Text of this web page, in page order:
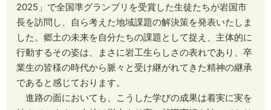
2025」で全国準グランプリを受賞した生徒たちが岩国市
長を訪問し、自ら考えた地域課題の解決策を発表いたしま
した。郷土の未来を自分たちの課題として捉え、主体的に
行動するその姿は、まさに岩工生らしさの表れであり、卒
業生の皆様の時代から脈々と受け継がれてきた精神の継承
であると感じております。
進路の面においても、こうした学びの成果は着実に実を